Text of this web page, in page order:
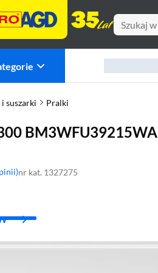
suszarki Pralki
nr kat. 1327275